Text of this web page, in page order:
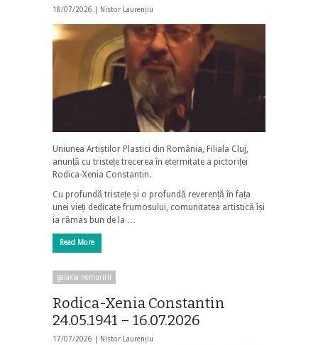
18/07/2026 | Nistor Laurențiu
Uniunea Artiștilor Plastici din România, Filiala Cluj,
anunță cu tristețe trecerea în etermitate a pictoriței
Rodica-Xenia Constantin.
Cu profundă tristețe și o profundă reverență în fața
unei vieți dedicate frumosului, comunitatea artistică își
ia rămas bun de la …
Read More
galaxia nemuririi
Rodica-Xenia Constantin
24.05.1941 – 16.07.2026
17/07/2026 | Nistor Laurențiu